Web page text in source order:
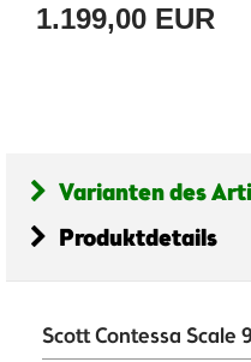
1.199,00 EUR
Varianten des
Produktdetails
Scott Contessa Scale